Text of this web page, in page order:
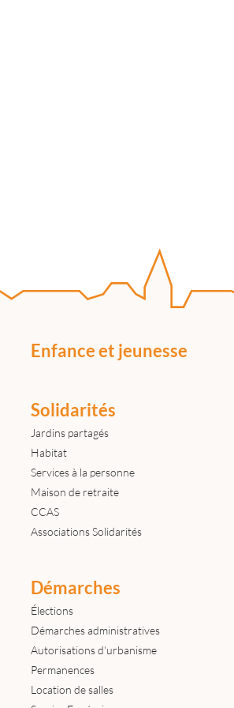
Enfance et jeunesse
Solidarités
Jardins partagés
Habitat
Services à la personne
Maison de retraite
CCAS
Associations Solidarités
Démarches
Élections
Démarches administratives
Autorisations d'urbanisme
Permanences
Location de salles